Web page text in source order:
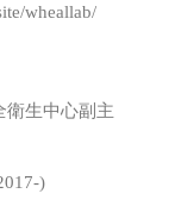
wheallab/
衛生中心副主
)